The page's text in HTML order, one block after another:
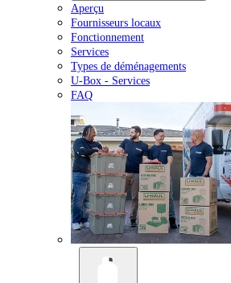
Aperçu
Fournisseurs locaux
Fonctionnement
Services
Types de déménagements
U-Box - Services
FAQ